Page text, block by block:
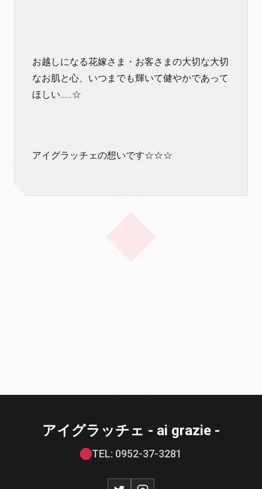
お越しになる花嫁さま・お客さまの大切な大切
なお肌と心、いつまでも輝いて健やかであって
ほしい……☆
アイグラッチェの想いです☆☆☆
アイグラッチェ - ai grazie -
TEL: 0952-37-3281